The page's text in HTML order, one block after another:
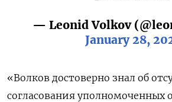
— Leonid Volkov
January 28,
«Волков достоверно знал об
согласования уполномоченных